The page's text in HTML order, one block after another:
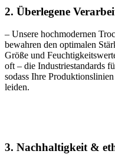
2. Überlegene
– Unsere hochmodernen
bewahren den optimalen
Größe und
oft – die Industriestandards
sodass Ihre
leiden.
3. Nachhaltigkeit &